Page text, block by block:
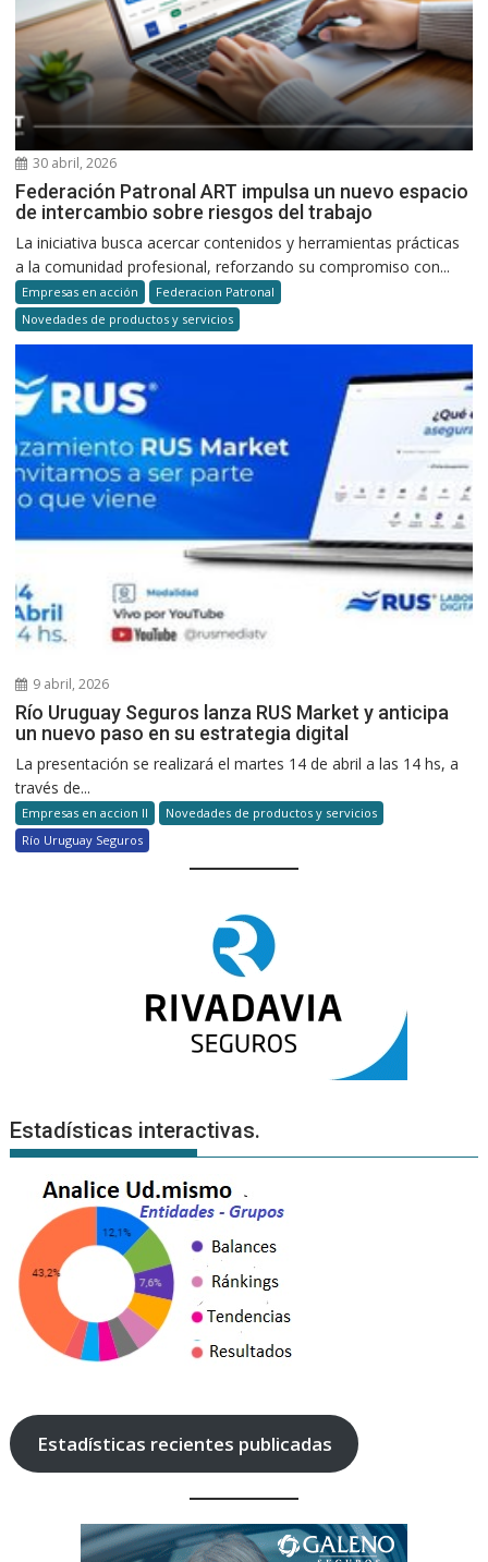
30 abril, 2026
Federación Patronal ART impulsa un nuevo espacio
de intercambio sobre riesgos del trabajo
La iniciativa busca acercar contenidos y herramientas prácticas
a la comunidad profesional, reforzando su compromiso con...
Empresas en acción
Federacion Patronal
Novedades de productos y servicios
9 abril, 2026
Río Uruguay Seguros lanza RUS Market y anticipa
un nuevo paso en su estrategia digital
La presentación se realizará el martes 14 de abril a las 14 hs, a
través de...
Empresas en accion II
Novedades de productos y servicios
Río Uruguay Seguros
Estadísticas interactivas.
Estadísticas recientes publicadas